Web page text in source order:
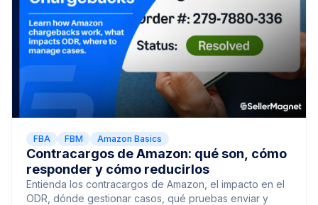
FBA FBM Amazon Basics
Contracargos de Amazon: qué son, cómo
responder y cómo reducirlos
Entienda los contracargos de Amazon, el impacto en el
ODR, dónde gestionar casos, qué pruebas enviar y